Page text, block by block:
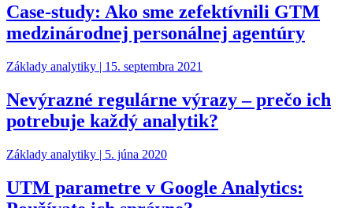
Case-study: Ako sme zefektívnili GTM
medzinárodnej personálnej agentúry
Základy analytiky | 15. septembra 2021
Nevýrazné regulárne výrazy – prečo ich
potrebuje každý analytik?
Základy analytiky | 5. júna 2020
UTM parametre v Google Analytics: